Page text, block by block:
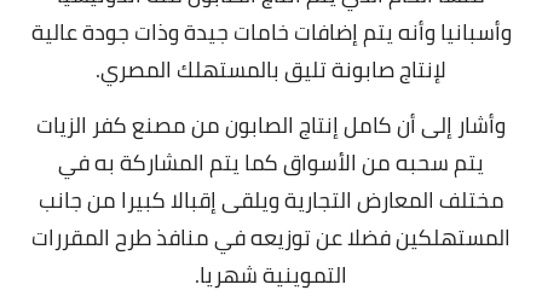
وأسبانيا وأنه يتم إضافات خامات جيدة وذات جودة عالية
لإنتاج صابونة تليق بالمستهلك المصري.
وأشار إلى أن كامل إنتاج الصابون من مصنع كفر الزيات
يتم سحبه من الأسواق كما يتم المشاركة به في
مختلف المعارض التجارية ويلقى إقبالا كبيرا من جانب
المستهلكين فضلا عن توزيعه في منافذ طرح المقررات
التموينية شهريا.